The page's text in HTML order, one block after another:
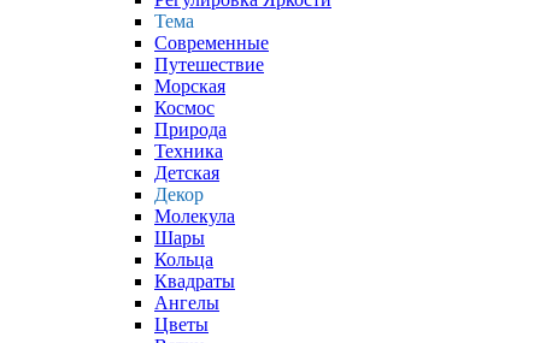
Тема
Современные
Путешествие
Морская
Космос
Природа
Техника
Детская
Декор
Молекула
Шары
Кольца
Квадраты
Ангелы
Цветы